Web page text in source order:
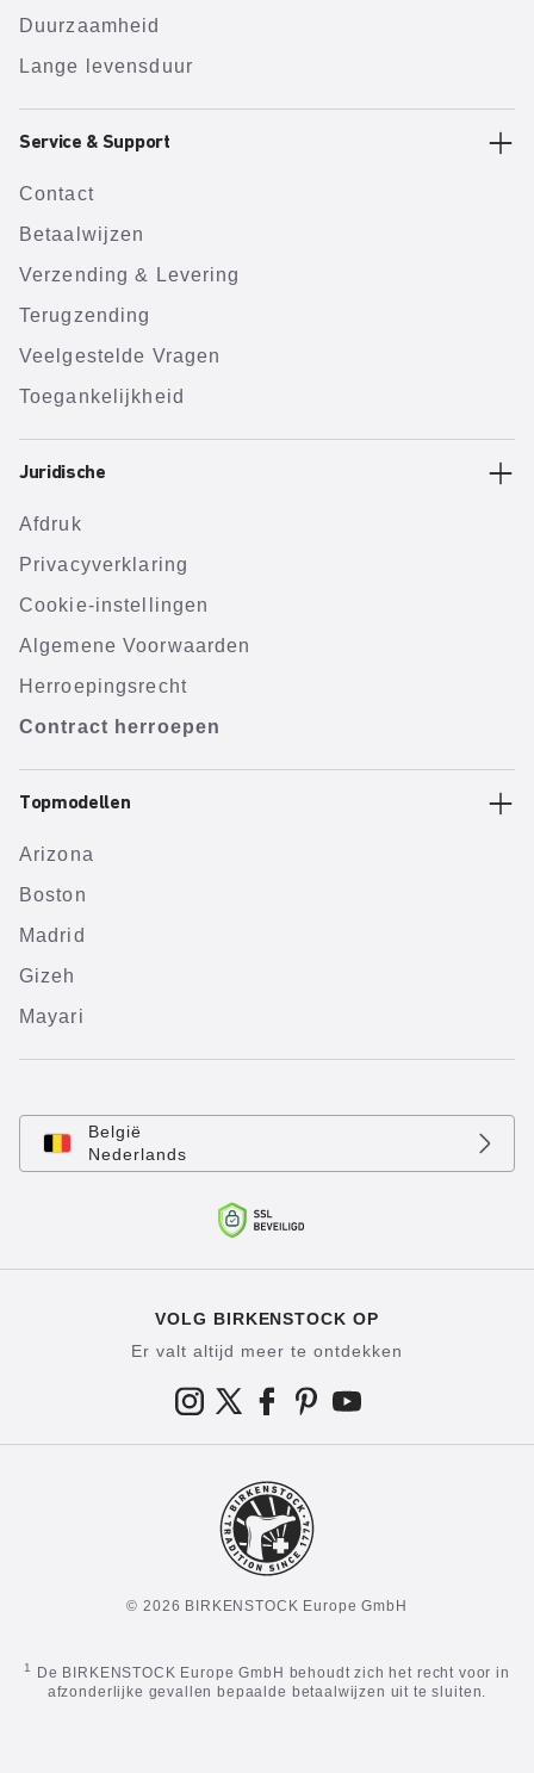
Duurzaamheid
Lange levensduur
Service & Support
Contact
Betaalwijzen
Verzending & Levering
Terugzending
Veelgestelde Vragen
Toegankelijkheid
Juridische
Afdruk
Privacyverklaring
Cookie-instellingen
Algemene Voorwaarden
Herroepingsrecht
Contract herroepen
Topmodellen
Arizona
Boston
Madrid
Gizeh
Mayari
België
Nederlands
VOLG BIRKENSTOCK OP
Er valt altijd meer te ontdekken
© 2026 BIRKENSTOCK Europe GmbH
1
De BIRKENSTOCK Europe GmbH behoudt zich het recht voor in
afzonderlijke gevallen bepaalde betaalwijzen uit te sluiten.